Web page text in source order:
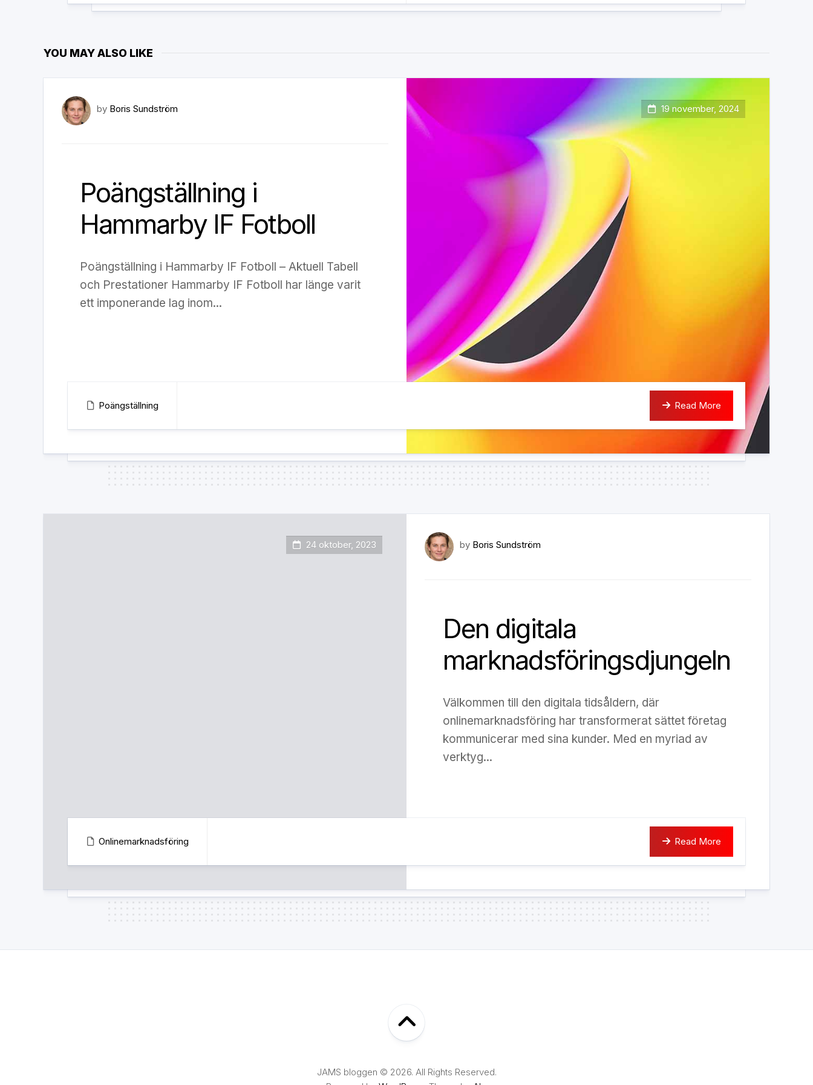
YOU MAY ALSO LIKE
19 november, 2024
by Boris Sundström
Poängställning i
Hammarby IF Fotboll
Poängställning i Hammarby IF Fotboll – Aktuell Tabell
och Prestationer Hammarby IF Fotboll har länge varit
ett imponerande lag inom...
Poängställning Read More
24 oktober, 2023 by Boris Sundström
Den digitala
marknadsföringsdjungeln
Välkommen till den digitala tidsåldern, där
onlinemarknadsföring har transformerat sättet företag
kommunicerar med sina kunder. Med en myriad av
verktyg...
Onlinemarknadsföring Read More
JAMS bloggen © 2026. All Rights Reserved.